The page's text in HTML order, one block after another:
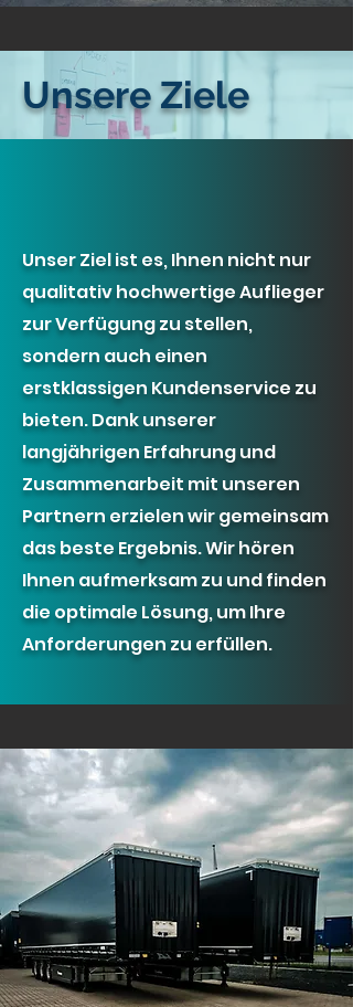
Unsere Ziele
Unser Ziel ist es, Ihnen nicht nur
qualitativ hochwertige Auflieger
zur Verfügung zu stellen,
sondern auch einen
erstklassigen Kundenservice zu
bieten. Dank unserer
langjährigen Erfahrung und
Zusammenarbeit mit unseren
Partnern erzielen wir gemeinsam
das beste Ergebnis. Wir hören
Ihnen aufmerksam zu und finden
die optimale Lösung, um Ihre
Anforderungen zu erfüllen.